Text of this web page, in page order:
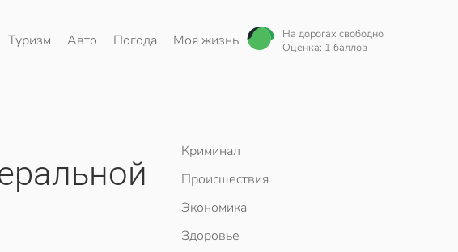
Туризм Авто Погода Моя жизнь
На дорогах свободно
Оценка: 1 баллов
Криминал
Происшествия
Экономика
Здоровье